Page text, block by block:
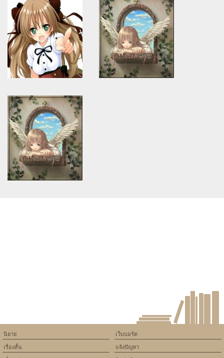
constant article_topic -
assumed 'article_topic' (this
will throw an Error in a future
version of PHP) in
/home/keedkean/domains/keedkean.com/public_html/include/article/
on line534
Eternal Star ดวงดาวแห่งอมตะ
constant article_topic -
assumed 'article_topic' (this
will throw an Error in a future
version of PHP) in
/home/keedkean/domains/
on line534
ลงเองดูเอง
Warning: Use of undefined
constant article_topic -
assumed 'article_topic' (this
will throw an Error in a future
version of PHP) in
/home/keedkean/domains/keedkean.com/public_html/include/article/
on line534
ถ้านายจะรักฉันต้องจีบให้ติด
เว็บบอร์ด
แจ้งปัญหา
นิยาย
เรื่องสั้น